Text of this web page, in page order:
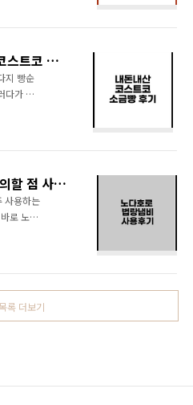
년
사랑
드는 데
수인 빵
수 있는
후기와
리뷰 슈
에서 유
방심했다가는 다 먹게 되는 코스트코 소금빵 후기
지 빵순
다가 우
데 아
늘은 가
대해 알
래 코스
빵 맛
소금
인 ‘팡
노다호로 법랑 냄비 추천 주의할 점 사용후기
사용하는
로 노다
트레이,
개 및 법
목록 더보기